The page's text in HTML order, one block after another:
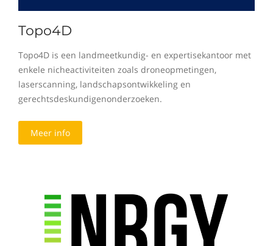
Topo4D
Topo4D is een landmeetkundig- en expertisekantoor met
enkele nicheactiviteiten zoals droneopmetingen,
laserscanning, landschapsontwikkeling en
gerechtsdeskundigenonderzoeken.
Meer info